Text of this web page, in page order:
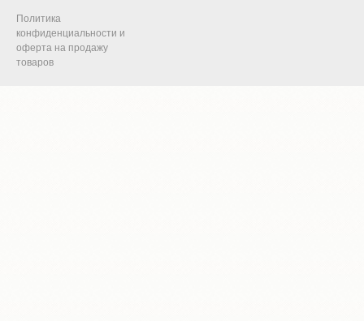
Политика
конфиденциальности и
оферта на продажу
товаров